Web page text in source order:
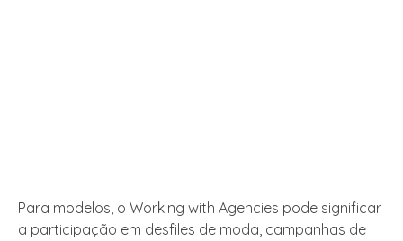
Para modelos, o Working with Agencies pode significar
a participação em desfiles de moda, campanhas de